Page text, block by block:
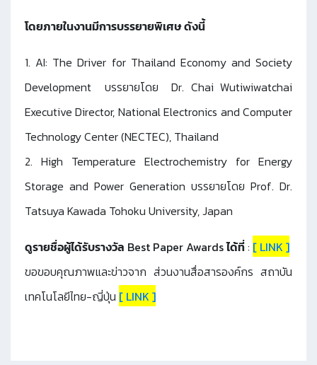
โดยภายในงานมีการบรรยายพิเศษ ดังนี้
1. AI: The Driver for Thailand Economy and Society
Development บรรยายโดย Dr. Chai Wutiwiwatchai
Executive Director, National Electronics and Computer
Technology Center (NECTEC), Thailand
2. High Temperature Electrochemistry for Energy
Storage and Power Generation บรรยายโดย Prof. Dr.
Tatsuya Kawada Tohoku University, Japan
ดูรายชื่อผู้ได้รับรางวัล Best Paper Awards ได้ที่: [ LINK ]
ขอขอบคุณภาพและข่าวจาก ส่วนงานสื่อสารองค์กร สถาบัน
เทคโนโลยีไทย-ญี่ปุ่น [ LINK ]